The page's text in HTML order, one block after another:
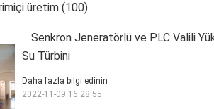
üretim (100)
Senkron Jeneratörlü ve PLC Valili
Su Türbini
Daha fazla bilgi edinin
2022-11-09 16:28:55